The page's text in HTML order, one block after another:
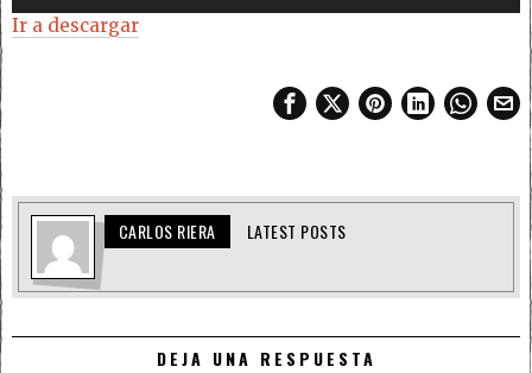
audio
Ir a descargar
CARLOS RIERA LATEST POSTS
DEJA UNA RESPUESTA